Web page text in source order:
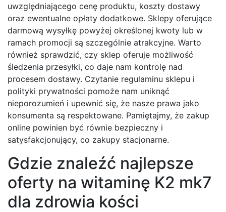
uwzględniającego cenę produktu, koszty dostawy
oraz ewentualne opłaty dodatkowe. Sklepy oferujące
darmową wysyłkę powyżej określonej kwoty lub w
ramach promocji są szczególnie atrakcyjne. Warto
również sprawdzić, czy sklep oferuje możliwość
śledzenia przesyłki, co daje nam kontrolę nad
procesem dostawy. Czytanie regulaminu sklepu i
polityki prywatności pomoże nam uniknąć
nieporozumień i upewnić się, że nasze prawa jako
konsumenta są respektowane. Pamiętajmy, że zakup
online powinien być równie bezpieczny i
satysfakcjonujący, co zakupy stacjonarne.
Gdzie znaleźć najlepsze
oferty na witaminę K2 mk7
dla zdrowia kości